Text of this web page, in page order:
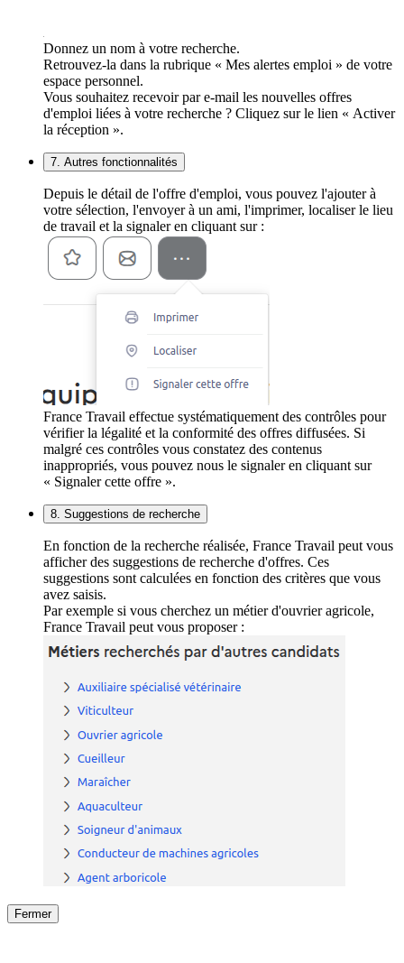
Donnez un nom à votre recherche.
Retrouvez-la dans la rubrique « Mes alertes emploi » de votre
espace personnel.
Vous souhaitez recevoir par e-mail les nouvelles offres
d'emploi liées à votre recherche ? Cliquez sur le lien « Activer
la réception ».
7. Autres fonctionnalités
Depuis le détail de l'offre d'emploi, vous pouvez l'ajouter à
votre sélection, l'envoyer à un ami, l'imprimer, localiser le lieu
de travail et la signaler en cliquant sur :
France Travail effectue systématiquement des contrôles pour
vérifier la légalité et la conformité des offres diffusées. Si
malgré ces contrôles vous constatez des contenus
inappropriés, vous pouvez nous le signaler en cliquant sur
« Signaler cette offre ».
8. Suggestions de recherche
En fonction de la recherche réalisée, France Travail peut vous
afficher des suggestions de recherche d'offres. Ces
suggestions sont calculées en fonction des critères que vous
avez saisis.
Par exemple si vous cherchez un métier d'ouvrier agricole,
France Travail peut vous proposer :
Fermer